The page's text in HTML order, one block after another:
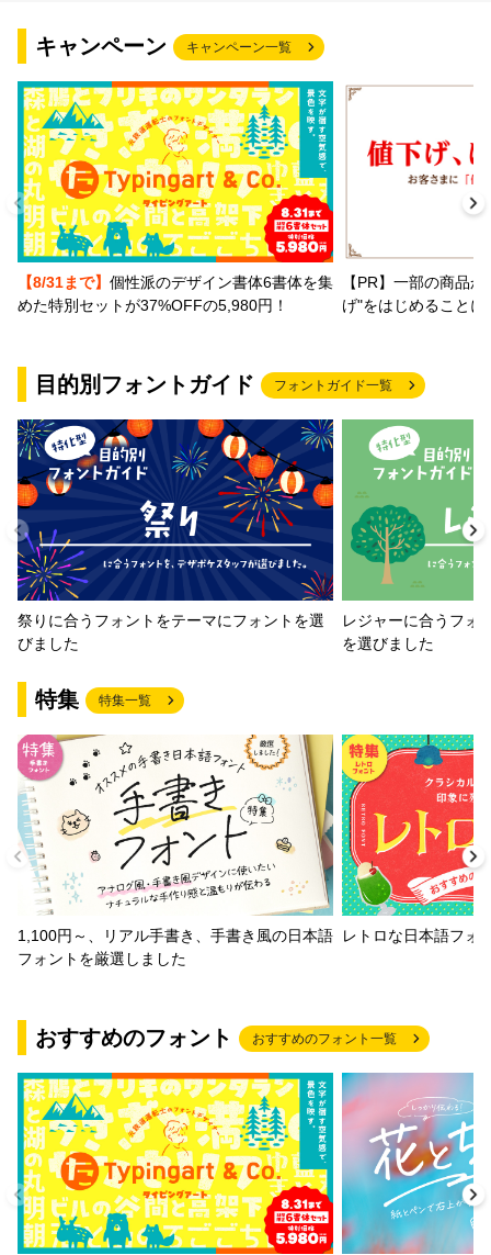
文字種類
価格帯
〜
リセット
キャンペーン キャンペーン一覧
【8/31まで】 個性派のデザイン書体6書体を集
めた特別セットが37%OFFの5,980円！
【PR】一部の商品
げ"をはじめること
目的別フォントガイド フォントガイド一覧
祭りに合うフォントをテーマにフォントを選
びました
レジャーに合うフォ
を選びました
特集 特集一覧
1,100円～、リアル手書き、手書き風の日本語
フォントを厳選しました
レトロな日本語フォ
おすすめのフォント おすすめのフォント一覧